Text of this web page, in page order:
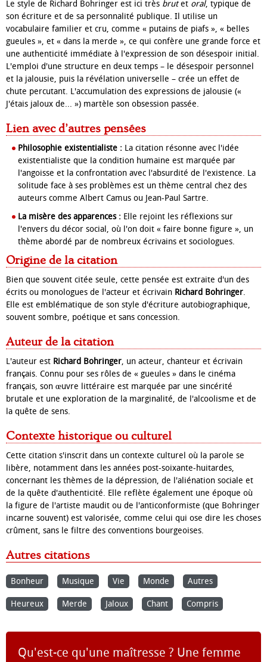
Le style de Richard Bohringer est ici très brutet oral, typique de
son écriture et de sa personnalité publique. Il utilise un
vocabulaire familier et cru, comme « putains de piafs », « belles
gueules », et « dans la merde », ce qui confère une grande force et
une authenticité immédiate à l'expression de son désespoir initial.
L'emploi d'une structure en deux temps – le désespoir personnel
et la jalousie, puis la révélation universelle – crée un effet de
chute percutant. L'accumulation des expressions de jalousie («
J'étais jaloux de... ») martèle son obsession passée.
Lien avec d’autres pensées
Philosophie existentialiste : La citation résonne avec l'idée
existentialiste que la condition humaine est marquée par
l'angoisse et la confrontation avec l'absurdité de l'existence. La
solitude face à ses problèmes est un thème central chez des
auteurs comme Albert Camus ou Jean-Paul Sartre.
La misère des apparences : Elle rejoint les réflexions sur
l'envers du décor social, où l'on doit « faire bonne figure », un
thème abordé par de nombreux écrivains et sociologues.
Origine de la citation
Bien que souvent citée seule, cette pensée est extraite d'un des
écrits ou monologues de l'acteur et écrivain Richard Bohringer.
Elle est emblématique de son style d'écriture autobiographique,
souvent sombre, poétique et sans concession.
Auteur de la citation
L'auteur est Richard Bohringer, un acteur, chanteur et écrivain
français. Connu pour ses rôles de « gueules » dans le cinéma
français, son œuvre littéraire est marquée par une sincérité
brutale et une exploration de la marginalité, de l'alcoolisme et de
la quête de sens.
Contexte historique ou culturel
Cette citation s'inscrit dans un contexte culturel où la parole se
libère, notamment dans les années post-soixante-huitardes,
concernant les thèmes de la dépression, de l'aliénation sociale et
de la quête d'authenticité. Elle reflète également une époque où
la figure de l'artiste maudit ou de l'anticonformiste (que Bohringer
incarne souvent) est valorisée, comme celui qui ose dire les choses
crûment, sans le filtre des conventions bourgeoises.
Autres citations
Bonheur Musique Vie Monde Autres
Heureux Merde Jaloux Chant Compris
Qu'est-ce qu'une maîtresse ? Une femme